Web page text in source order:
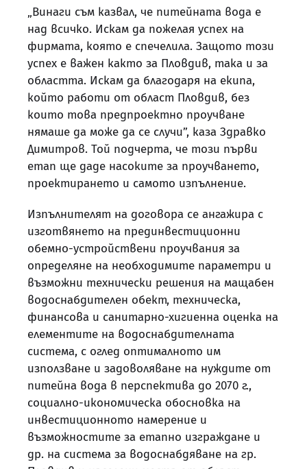
„Винаги съм казвал, че питейната вода е
над всичко. Искам да пожелая успех на
фирмата, която е спечелила. Защото този
успех е важен както за Пловдив, така и за
областта. Искам да благодаря на екипа,
който работи от област Пловдив, без
които това предпроектно проучване
нямаше да може да се случи”, каза Здравко
Димитров. Той подчерта, че този първи
етап ще даде насоките за проучването,
проектирането и самото изпълнение.
Изпълнителят на договора се ангажира с
изготвянето на прединвестиционни
обемно-устройствени проучвания за
определяне на необходимите параметри и
възможни технически решения на мащабен
водоснабдителен обект, техническа,
финансова и санитарно-хигиенна оценка на
елементите на водоснабдителната
система, с оглед оптималното им
използване и задоволяване на нуждите от
питейна вода в перспектива до 2070 г.,
социално-икономическа обосновка на
инвестиционното намерение и
възможностите за етапно изграждане и
др. на система за водоснабдяване на гр.